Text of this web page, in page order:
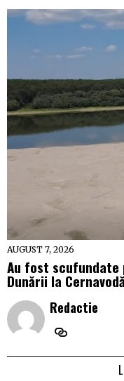
AUGUST 7, 2026
Au fost scufundate
Dunării la
Redactie